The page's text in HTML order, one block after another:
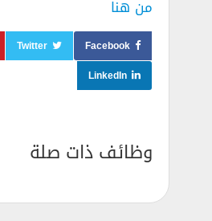
من هنا
Facebook
Twitter
LinkedIn
وظائف ذات صلة